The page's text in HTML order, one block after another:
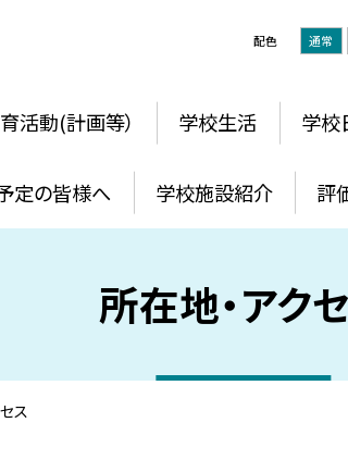
配色 通常
活動(計画等） 学校生活 学校
定の皆様へ 学校施設紹介 評
所在地・アク
ス